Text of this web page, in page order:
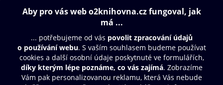
Obsah ke stažení
Moje O2 Knihovna